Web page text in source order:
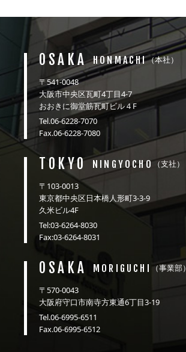
OSAKA HONMACHI（本社）
〒541-0048
大阪市中央区瓦町4丁目4-7
おおきに御堂筋瓦町ビル４F
Tel.06-6228-7070
Fax.06-6228-7080
TOKYO NINGYOCHO（支社）
〒103-0013
東京都中央区日本橋人形町3-3-9
久米ビル4F
Tel:03-6264-8030
Fax:03-6264-8031
OSAKA MORIGUCHI （事業部）
〒570-0043
大阪府守口市南寺方東通6丁目3-19
Tel.06-6995-6511
Fax.06-6995-6512